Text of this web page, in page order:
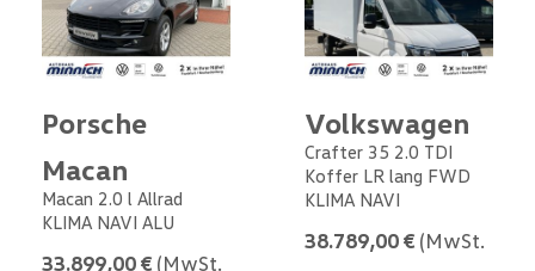
Porsche
Macan
Macan 2.0 l Allrad
KLIMA NAVI ALU
33.899,00 € (MwSt.
Volkswagen
Crafter 35 2.0 TDI
Koffer LR lang FWD
KLIMA NAVI
38.789,00 € (MwSt.